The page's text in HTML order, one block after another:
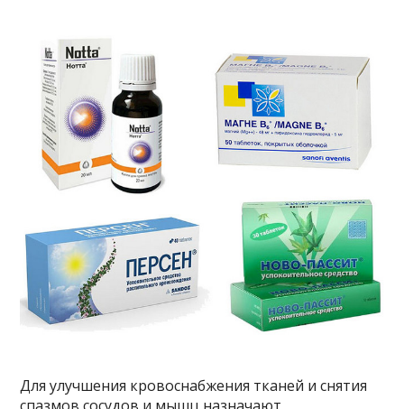
Для улучшения кровоснабжения тканей и снятия